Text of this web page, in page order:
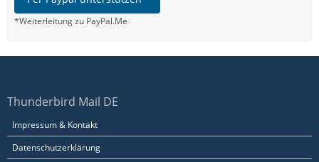
*Weiterleitung zu PayPal.Me
Thunderbird Mail DE
Impressum & Kontakt
Datenschutzerklärung